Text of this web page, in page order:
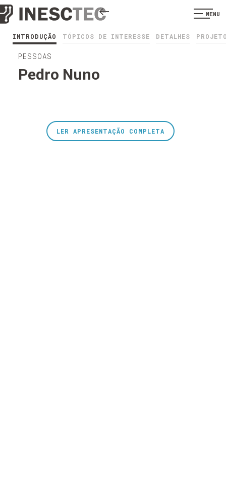
MENU
INTRODUÇÃO TÓPICOS DE INTERESSE DETALHES
PESSOAS
Pedro Nuno
LER APRESENTAÇÃO COMPLETA